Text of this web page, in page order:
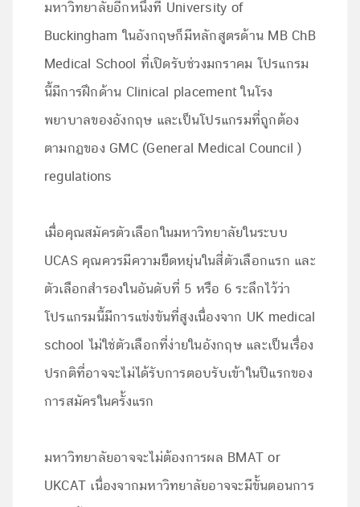
มหาวิทยาลัยอีกหนึ่งที่ University of
Buckingham ในอังกฤษก็มีหลักสูตรด้าน MB ChB
Medical School ที่เปิดรับช่วงมกราคม โปรแกรม
นี้มีการฝึกด้าน Clinical placement ในโรง
พยาบาลของอังกฤษ และเป็นโปรแกรมที่ถูกต้อง
ตามกฎของ GMC (General Medical Council )
regulations
เมื่อคุณสมัครตัวเลือกในมหาวิทยาลัยในระบบ
UCAS คุณควรมีความยืดหยุ่นในสี่ตัวเลือกแรก และ
ตัวเลือกสำรองในอันดับที่ 5 หรือ 6 ระลึกไว้ว่า
โปรแกรมนี้มีการแข่งขันที่สูงเนื่องจาก UK medical
school ไม่ใช่ตัวเลือกที่ง่ายในอังกฤษ และเป็นเรื่อง
ปรกติที่อาจจะไม่ได้รับการตอบรับเข้าในปีแรกของ
การสมัครในครั้งแรก
มหาวิทยาลัยอาจจะไม่ต้องการผล BMAT or
UKCAT เนื่องจากมหาวิทยาลัยอาจจะมีขั้นตอนการ